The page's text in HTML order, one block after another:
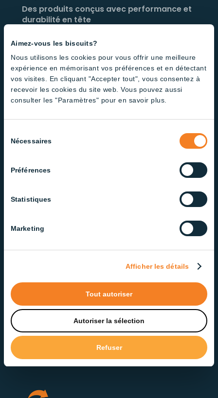
Aimez-vous les biscuits?
Nous utilisons les cookies pour vous offrir une meilleure
expérience en mémorisant vos préférences et en détectant
vos visites. En cliquant "Accepter tout", vous consentez à
recevoir les cookies du site web. Vous pouvez aussi
consulter les "Paramètres" pour en savoir plus.
duNécessaires
Préférences
Statistiques
Marketing
Afficher les détails
Tout autoriser
Autoriser la sélection
Refuser
Des produits conçus avec performance et
durabilité en tête
Technologie Stardim
Qualité constante
Uniformité de la diffusion lumineuse